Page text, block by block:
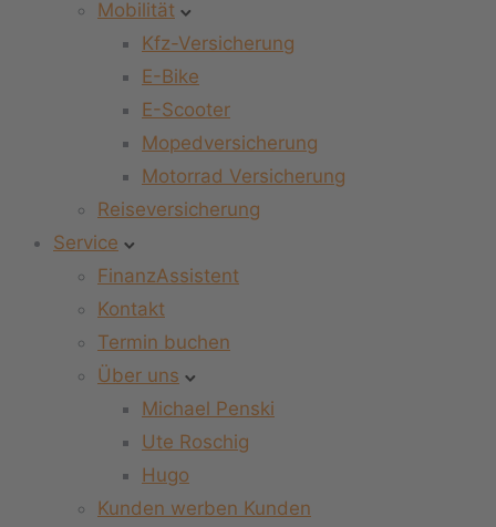
Mobilität
Kfz-Versicherung
E-Bike
E-Scooter
Mopedversicherung
Motorrad Versicherung
Reiseversicherung
Service
FinanzAssistent
Kontakt
Termin buchen
Über uns
Michael Penski
Ute Roschig
Hugo
Kunden werben Kunden